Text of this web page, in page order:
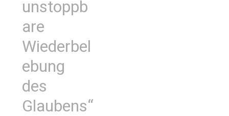
unstoppb
are
Wiederbel
ebung
des
Glaubens“